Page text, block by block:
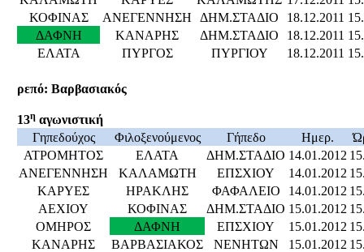
ΚΟΦΙΝΑΣ
ΑΝΕΓΕΝΝΗΣΗ ΔΗΜ.ΣΤΑΔΙΟ 18.12.2011
ΔΑΦΝΗ
ΚΑΝΑΡΗΣ ΔΗΜ.ΣΤΑΔΙΟ 18.12.2011
ΕΛΑΤΑ
ΠΥΡΓΟΣ ΠΥΡΓΙΟΥ 18.12.2011
ρεπό: Βαρβασιακός
13η αγωνιστική
Γηπεδούχος
Φιλοξενούμενος Γήπεδο Ημερ.
ΑΤΡΟΜΗΤΟΣ
ΕΛΑΤΑ ΔΗΜ.ΣΤΑΔΙΟ 14.01.2012
ΑΝΕΓΕΝΝΗΣΗ
ΚΑΛΑΜΩΤΗ ΕΠΣΧΙΟΥ 14.01.2012
ΚΑΡΥΕΣ
ΗΡΑΚΛΗΣ ΦΑΦΑΛΕΙΟ 14.01.2012
ΑΕΧΙΟΥ
ΚΟΦΙΝΑΣ ΔΗΜ.ΣΤΑΔΙΟ 15.01.2012
ΟΜΗΡΟΣ
ΔΑΦΝΗ ΕΠΣΧΙΟΥ 15.01.2012
ΚΑΝΑΡΗΣ
ΒΑΡΒΑΣΙΑΚΟΣ ΝΕΝΗΤΩΝ 15.01.2012